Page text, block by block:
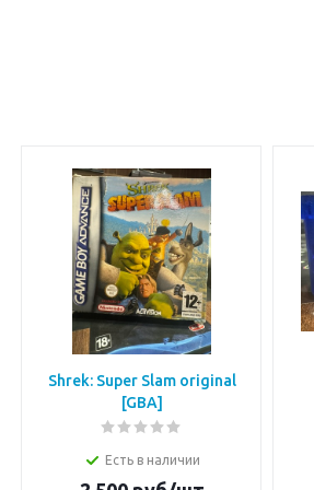
Shrek: Super Slam original
[GBA]
Есть в наличии